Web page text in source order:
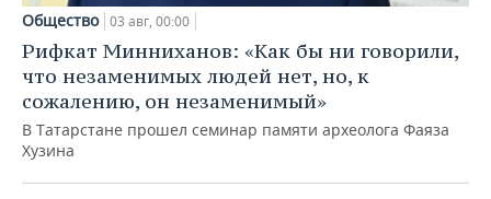
Общество 03 авг, 00:00
Рифкат Минниханов: «Как бы ни говорили,
что незаменимых людей нет, но, к
сожалению, он незаменимый»
В Татарстане прошел семинар памяти археолога Фаяза
Хузина